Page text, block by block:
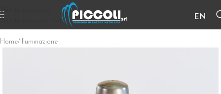
Skip to navigation
EN
Home/Illuminazione